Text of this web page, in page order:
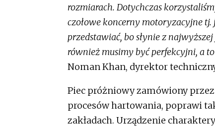
rozmiarach. Dotychczas
czołowe koncerny motoryzacyjne
przedstawiać, bo słynie z
również musimy być perfekcyjni, a
Noman Khan, dyrektor
Piec próżniowy zamówiony
procesów hartowania, poprawi
zakładach. Urządzenie